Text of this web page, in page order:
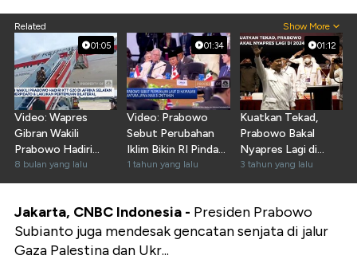
Related Show More
01:05
Video: Wapres
Gibran Wakili
Prabowo Hadiri
KTT G20 di Afrika
Selatan
8 bulan yang lalu
01:34
Video: Prabowo
Sebut Perubahan
Iklim Bikin RI Pindah
Ibu Kota
1 tahun yang lalu
01:12
Kuatkan Tekad,
Prabowo Bakal
Nyapres Lagi di
2024
3 tahun yang lalu
Jakarta, CNBC Indonesia - Presiden Prabowo
Subianto juga mendesak gencatan senjata di jalur
Gaza Palestina dan Ukr...